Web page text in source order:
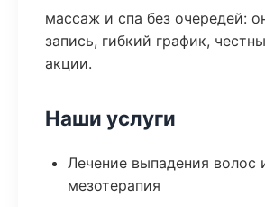
массаж и спа без очередей:
запись, гибкий график,
акции.
Наши услуги
Лечение выпадения волос
мезотерапия